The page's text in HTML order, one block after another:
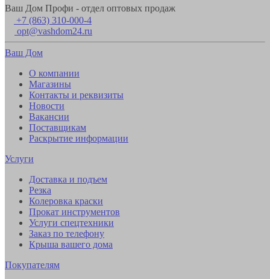
Ваш Дом Профи - отдел оптовых продаж
+7 (863) 310-000-4
opt@vashdom24.ru
Ваш Дом
О компании
Магазины
Контакты и реквизиты
Новости
Вакансии
Поставщикам
Раскрытие информации
Услуги
Доставка и подъем
Резка
Колеровка краски
Прокат инструментов
Услуги спецтехники
Заказ по телефону
Крыша вашего дома
Покупателям